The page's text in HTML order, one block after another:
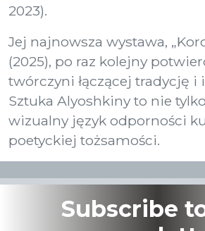
2023).
Jej najnowsza wystawa,
(2025), po raz kolejny
twórczyni łączącej tradycję i
Sztuka Alyoshkiny to nie
wizualny język odporności
poetyckiej tożsamości.
Subscribe